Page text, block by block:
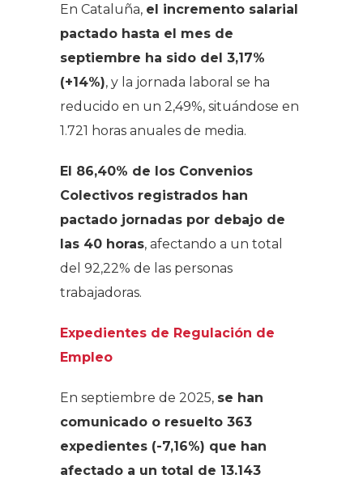
En Cataluña, el incremento salarial
pactado hasta el mes de
septiembre ha sido del 3,17%
(+14%), y la jornada laboral se ha
reducido en un 2,49%, situándose en
1.721 horas anuales de media.
El 86,40% de los Convenios
Colectivos registrados han
pactado jornadas por debajo de
las 40 horas, afectando a un total
del 92,22% de las personas
trabajadoras.
Expedientes de Regulación de
Empleo
En septiembre de 2025, se han
comunicado o resuelto 363
expedientes (-7,16%) que han
afectado a un total de 13.143